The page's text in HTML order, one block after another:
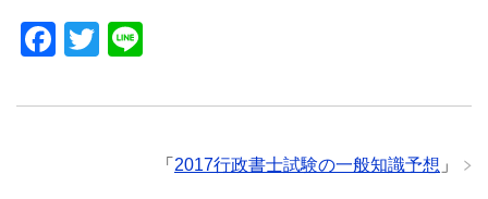
F
c
T
tt
e
「 2017行政書士試験の一般知識予想 」